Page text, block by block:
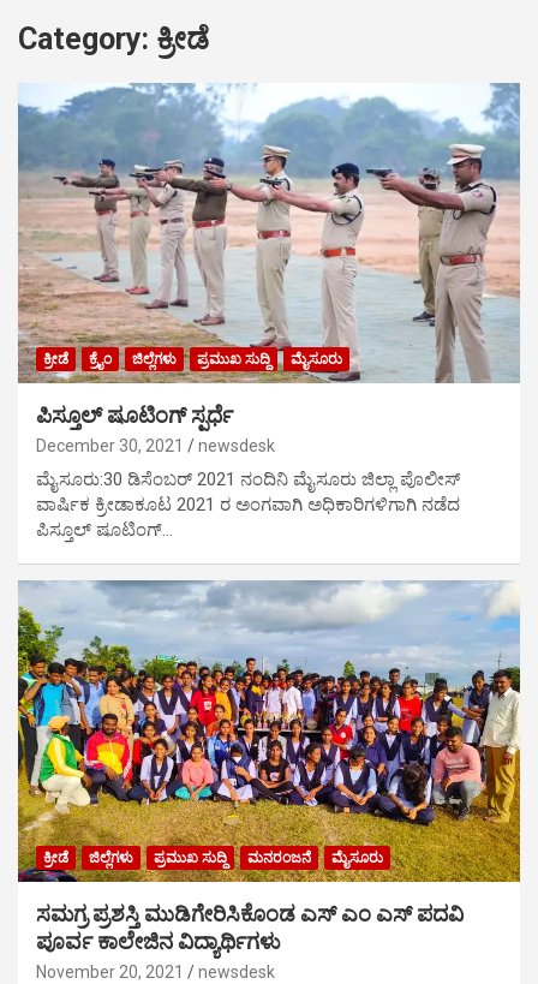
Category: ಕ್ರೀಡೆ
ಕ್ರೀಡೆ ಕ್ರೈಂ ಜಿಲ್ಲೆಗಳು ಪ್ರಮುಖ ಸುದ್ದಿ ಮೈಸೂರು
ಪಿಸ್ತೂಲ್ ಷೂಟಿಂಗ್ ಸ್ಪರ್ಧೆ
December 30, 2021 newsdesk
ಮೈಸೂರು:30 ಡಿಸೆಂಬರ್ 2021 ನಂದಿನಿ ಮೈಸೂರು ಜಿಲ್ಲಾ ಪೊಲೀಸ್
ವಾರ್ಷಿಕ ಕ್ರೀಡಾಕೂಟ 2021 ರ ಅಂಗವಾಗಿ ಅಧಿಕಾರಿಗಳಿಗಾಗಿ ನಡೆದ
ಪಿಸ್ತೂಲ್ ಷೂಟಿಂಗ್…
ಕ್ರೀಡೆ ಜಿಲ್ಲೆಗಳು ಪ್ರಮುಖ ಸುದ್ದಿ ಮನರಂಜನೆ ಮೈಸೂರು
ಸಮಗ್ರ ಪ್ರಶಸ್ತಿ ಮುಡಿಗೇರಿಸಿಕೊಂಡ ಎಸ್ ಎಂ ಎಸ್ ಪದವಿ
ಪೂರ್ವ ಕಾಲೇಜಿನ ವಿದ್ಯಾರ್ಥಿಗಳು
November 20, 2021 newsdesk